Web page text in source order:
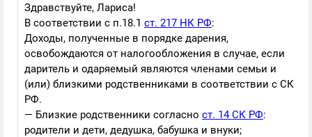
Здравствуйте, Лариса!
В соответствии с п.18.1 ст. 217 НК РФ:
Доходы, полученные в порядке дарения,
освобождаются от налогообложения в случае, если
даритель и одаряемый являются членами семьи и
(или) близкими родственниками в соответствии с СК
РФ.
— Близкие родственники согласно ст. 14 СК РФ:
родители и дети, дедушка, бабушка и внуки;